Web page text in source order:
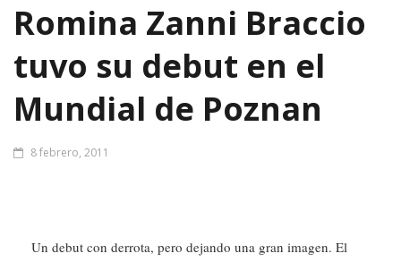
Romina Zanni Braccio
tuvo su debut en el
Mundial de Poznan
8 febrero, 2011
Un debut con derrota, pero dejando una gran imagen. El